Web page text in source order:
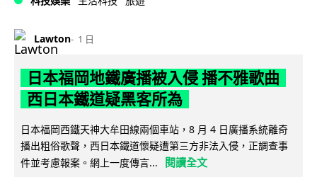
Lawton 1 日
日本福岡地鐵廣播被入侵 播不雅歌曲
西日本鐵道疑黑客所為
日本福岡西鐵天神大牟田線兩個車站，8 月 4 日廣播系統離奇
播出粗俗歌聲，西日本鐵道懷疑遭第三方非法入侵，正調查事
件並考慮報案。網上一度傳言...
閱讀全文